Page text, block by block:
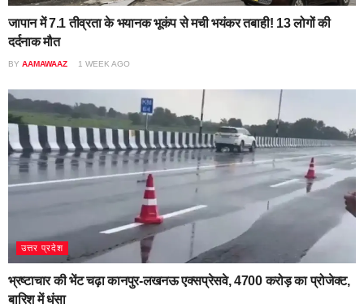
जापान में 7.1 तीव्रता के भयानक भूकंप से मची भयंकर तबाही! 13 लोगों की
दर्दनाक मौत
BY AAMAWAAZ 1 WEEK AGO
उत्तर प्रदेश
भ्रष्टाचार की भेंट चढ़ा कानपुर-लखनऊ एक्सप्रेसवे, 4700 करोड़ का प्रोजेक्ट,
बारिश में धंसा